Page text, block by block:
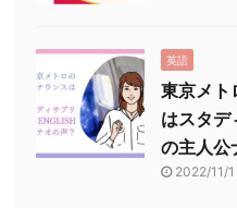
英語
東京メト
はスタ
の主人公
2022/11/1